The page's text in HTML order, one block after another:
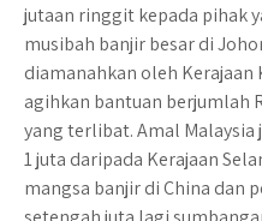
jutaan ringgit kepada pihak
musibah banjir besar di
diamanahkan oleh
agihkan bantuan berjumlah
yang terlibat. Amal Malaysia
1 juta daripada Kerajaan
mangsa banjir di China dan